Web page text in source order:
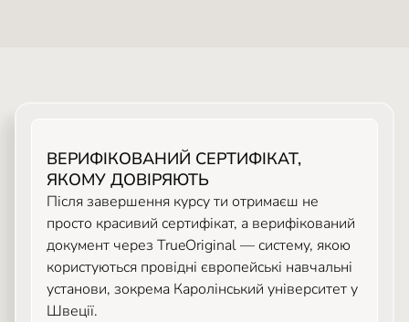
ВЕРИФІКОВАНИЙ СЕРТИФІКАТ,
ЯКОМУ ДОВІРЯЮТЬ
Після завершення курсу ти отримаєш не
просто красивий сертифікат, а верифікований
документ через TrueOriginal — систему, якою
користуються провідні європейські навчальні
установи, зокрема Каролінський університет у
Швеції.